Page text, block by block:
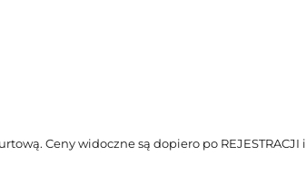
Ceny widoczne są dopiero po REJESTRACJI i